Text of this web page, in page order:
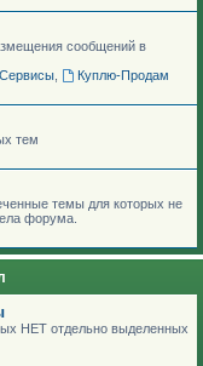
сообщений в
,
Куплю-Продам
тем
темы для которых не
форума.
НЕТ отдельно выделенных